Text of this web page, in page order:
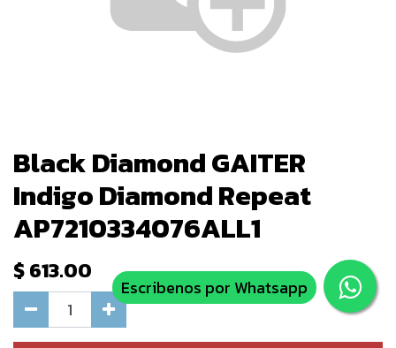
Black Diamond GAITER
Indigo Diamond Repeat
AP7210334076ALL1
$613.00
Escribenos por Whatsapp